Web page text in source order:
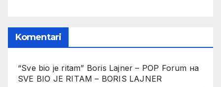
Komentari
“Sve bio je ritam” Boris Lajner – POP Forum на
SVE BIO JE RITAM – BORIS LAJNER